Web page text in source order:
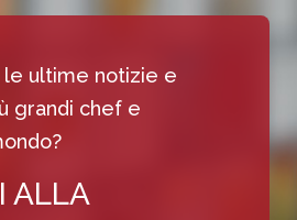
le ultime notizie e
grandi chef e
ALLA